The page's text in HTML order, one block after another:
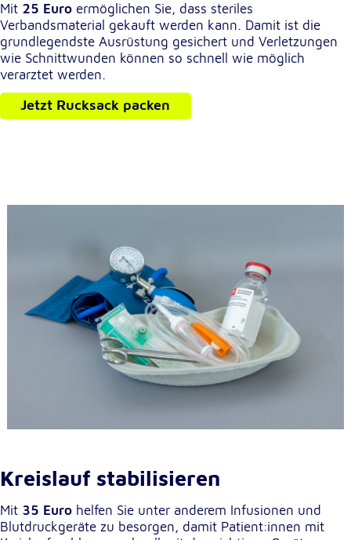
Mit 25 Euro ermöglichen Sie, dass steriles
Verbandsmaterial gekauft werden kann. Damit ist die
grundlegendste Ausrüstung gesichert und Verletzungen
wie Schnittwunden können so schnell wie möglich
verarztet werden.
Jetzt Rucksack packen
Kreislauf stabilisieren
Mit 35 Euro helfen Sie unter anderem Infusionen und
Blutdruckgeräte zu besorgen, damit Patient:innen mit
Google LLC
Zweck:
Einbinden und Anzeigen von Videos
Google Maps
Google LLC
Einbinden von interaktiven Google Karten
Cookie Laufzeit:
6 Monate